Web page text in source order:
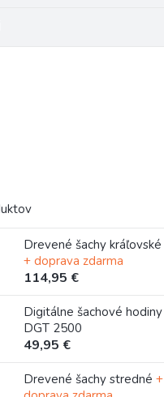
Drevené šachy kráľovské
+ doprava zdarma
114,95 €
Digitálne šachové hodiny
DGT 2500
49,95 €
Drevené šachy stredné +